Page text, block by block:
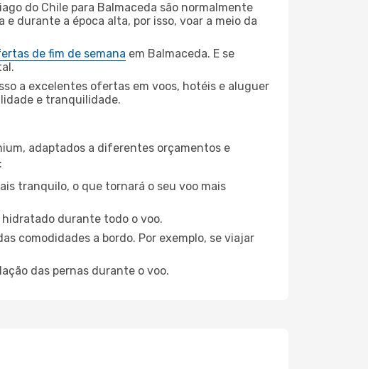
do Chile para Balmaceda são normalmente
durante a época alta, por isso, voar a meio da
de fim de semana em Balmaceda. E se
a excelentes ofertas em voos, hotéis e aluguer
e tranquilidade.
adaptados a diferentes orçamentos e
tranquilo, o que tornará o seu voo mais
durante todo o voo.
comodidades a bordo. Por exemplo, se viajar
das pernas durante o voo.